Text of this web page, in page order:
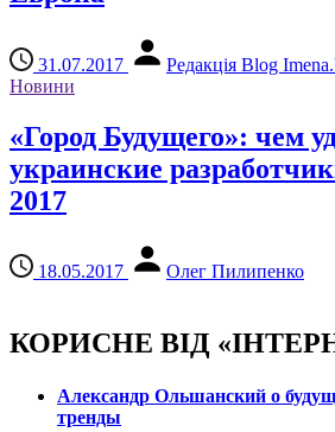
31.07.2017
Редакція Blog
Новини
«Город Будущего»: чем
украинские
2017
18.05.2017 Олег Пилипенко
КОРИСНЕ ВІД
Александр Ольшанский о
тренды